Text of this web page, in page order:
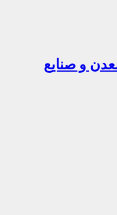
و صنایع